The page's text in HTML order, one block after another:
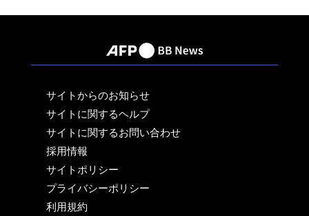
サイトからのお知らせ
サイトに関するヘルプ
サイトに関するお問い合わせ
採用情報
サイトポリシー
プライバシーポリシー
利用規約